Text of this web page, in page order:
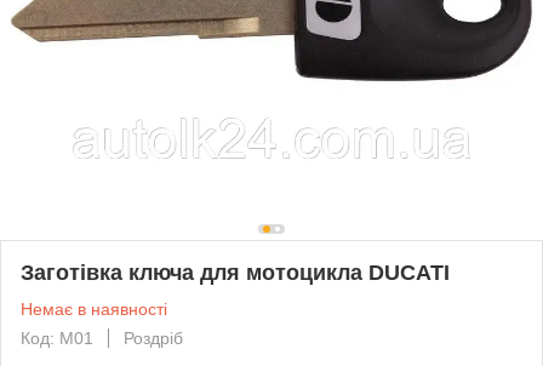
Заготівка ключа для мотоцикла DUCATI
Немає в наявності
Код: M01
Роздріб